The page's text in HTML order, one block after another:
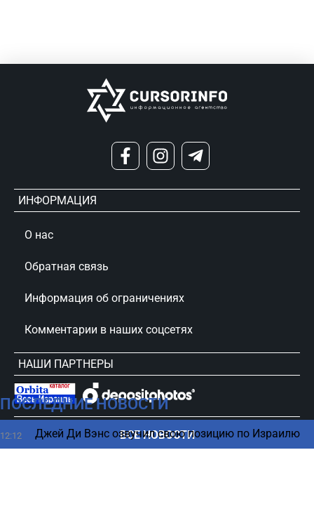
ПОСЛЕДНИЕ НОВОСТИ
12:12 Джей Ди Вэнс озвучил свою позицию по Израилю
ВСЕ НОВОСТИ
ИНФОРМАЦИЯ
О нас
Обратная связь
Информация об ограничениях
Комментарии в наших соцсетях
НАШИ ПАРТНЕРЫ
сursorinfo.co.il © Все права защищены